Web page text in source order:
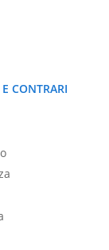
CONTRARI